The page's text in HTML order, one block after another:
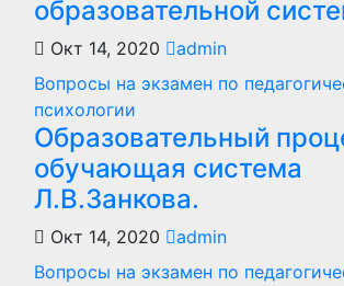
образовательной
Окт 14, 2020
admin
Вопросы на экзамен по
психологии
Образовательный
обучающая система
Л.В.Занкова.
Окт 14, 2020
admin
Вопросы на экзамен по